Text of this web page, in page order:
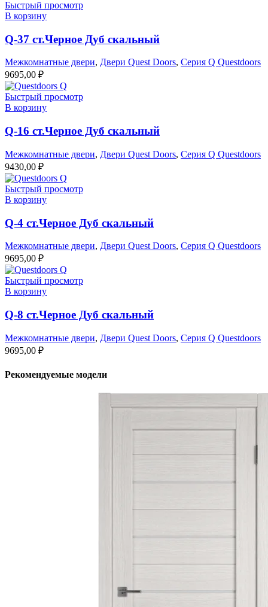
Быстрый просмотр
В корзину
Q-37 ст.Черное Дуб скальный
Межкомнатные двери, Двери Quest Doors, Серия Q Questdoors
9695,00 ₽
Быстрый просмотр
В корзину
Q-16 ст.Черное Дуб скальный
Межкомнатные двери, Двери Quest Doors, Серия Q Questdoors
9430,00 ₽
Быстрый просмотр
В корзину
Q-4 ст.Черное Дуб скальный
Межкомнатные двери, Двери Quest Doors, Серия Q Questdoors
9695,00 ₽
Быстрый просмотр
В корзину
Q-8 ст.Черное Дуб скальный
Межкомнатные двери, Двери Quest Doors, Серия Q Questdoors
9695,00 ₽
Рекомендуемые модели